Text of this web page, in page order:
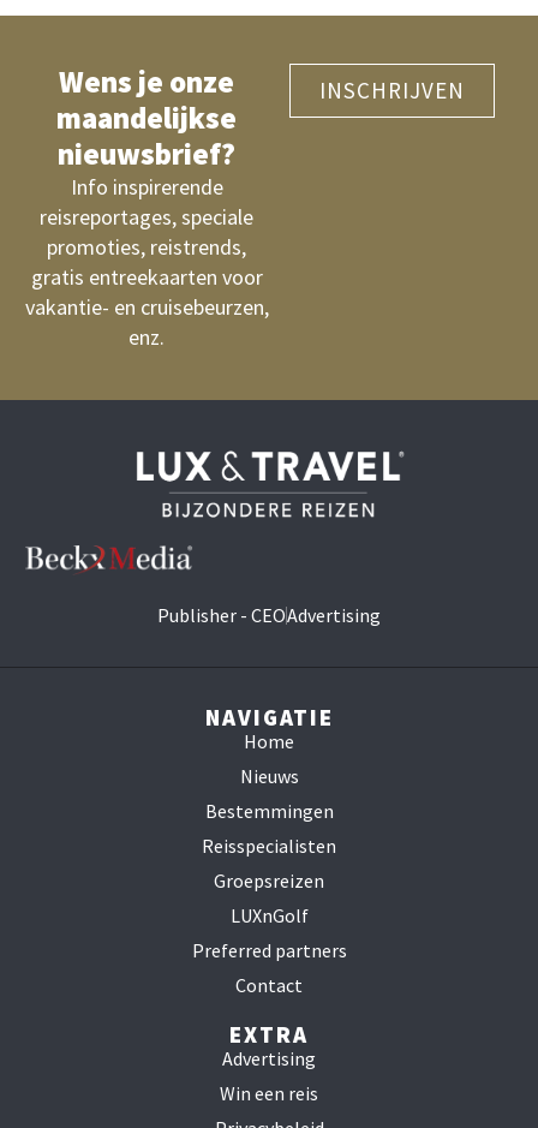
Wens je onze
maandelijkse
nieuwsbrief?
Info inspirerende
reisreportages, speciale
promoties, reistrends,
gratis entreekaarten voor
vakantie- en cruisebeurzen,
enz.
INSCHRIJVEN
Publisher - CEOAdvertising
NAVIGATIE
Home
Nieuws
Bestemmingen
Reisspecialisten
Groepsreizen
LUXnGolf
Preferred partners
Contact
EXTRA
Advertising
Win een reis